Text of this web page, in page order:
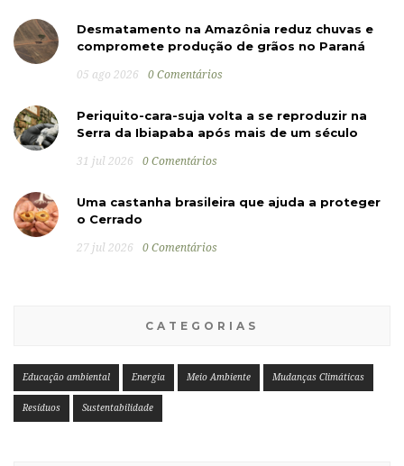
Desmatamento na Amazônia reduz chuvas e
compromete produção de grãos no Paraná
05 ago 2026 0 Comentários
Periquito-cara-suja volta a se reproduzir na
Serra da Ibiapaba após mais de um século
31 jul 2026 0 Comentários
Uma castanha brasileira que ajuda a proteger
o Cerrado
27 jul 2026 0 Comentários
CATEGORIAS
Educação ambiental Energia Meio Ambiente Mudanças Climáticas
Resíduos Sustentabilidade